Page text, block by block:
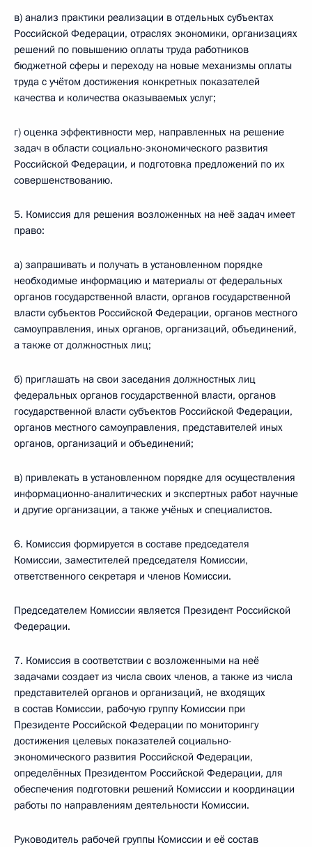
в) анализ практики реализации в отдельных субъектах
Российской Федерации, отраслях экономики, организациях
решений по повышению оплаты труда работников
бюджетной сферы и переходу на новые механизмы оплаты
труда с учётом достижения конкретных показателей
качества и количества оказываемых услуг;
г) оценка эффективности мер, направленных на решение
задач в области социально-экономического развития
Российской Федерации, и подготовка предложений по их
совершенствованию.
5. Комиссия для решения возложенных на неё задач имеет
право:
а) запрашивать и получать в установленном порядке
необходимые информацию и материалы от федеральных
органов государственной власти, органов государственной
власти субъектов Российской Федерации, органов местного
самоуправления, иных органов, организаций, объединений,
а также от должностных лиц;
б) приглашать на свои заседания должностных лиц
федеральных органов государственной власти, органов
государственной власти субъектов Российской Федерации,
органов местного самоуправления, представителей иных
органов, организаций и объединений;
в) привлекать в установленном порядке для осуществления
информационно-аналитических и экспертных работ научные
и другие организации, а также учёных и специалистов.
6. Комиссия формируется в составе председателя
Комиссии, заместителей председателя Комиссии,
ответственного секретаря и членов Комиссии.
Председателем Комиссии является Президент Российской
Федерации.
7. Комиссия в соответствии с возложенными на неё
задачами создает из числа своих членов, а также из числа
представителей органов и организаций, не входящих
в состав Комиссии, рабочую группу Комиссии при
Президенте Российской Федерации по мониторингу
достижения целевых показателей социально-
экономического развития Российской Федерации,
определённых Президентом Российской Федерации, для
обеспечения подготовки решений Комиссии и координации
работы по направлениям деятельности Комиссии.
Руководитель рабочей группы Комиссии и её состав